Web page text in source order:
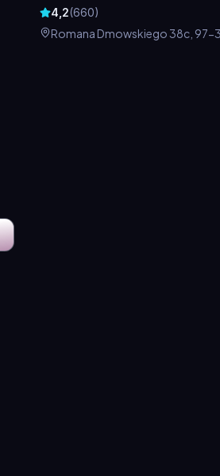
4,2(660)
Romana Dmowskiego 38c,